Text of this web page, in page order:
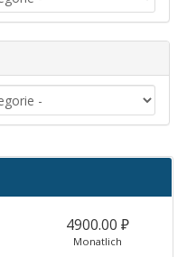
4900.00 ₽
Monatlich